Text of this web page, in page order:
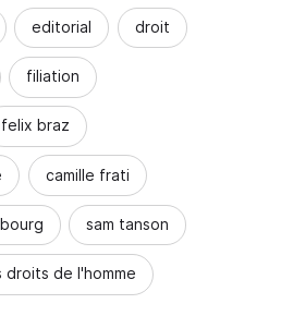
editorial droit
filiation
felix braz
camille frati
sam tanson
de l'homme